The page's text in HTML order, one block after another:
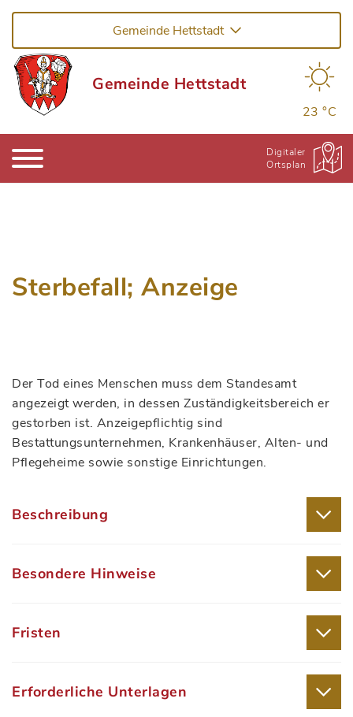
Gemeinde Hettstadt
Gemeinde Hettstadt
23 °C
Digitaler
Ortsplan
Sterbefall; Anzeige
Der Tod eines Menschen muss dem Standesamt
angezeigt werden, in dessen Zuständigkeitsbereich er
gestorben ist. Anzeigepflichtig sind
Bestattungsunternehmen, Krankenhäuser, Alten- und
Pflegeheime sowie sonstige Einrichtungen.
Beschreibung
Besondere Hinweise
Fristen
Erforderliche Unterlagen